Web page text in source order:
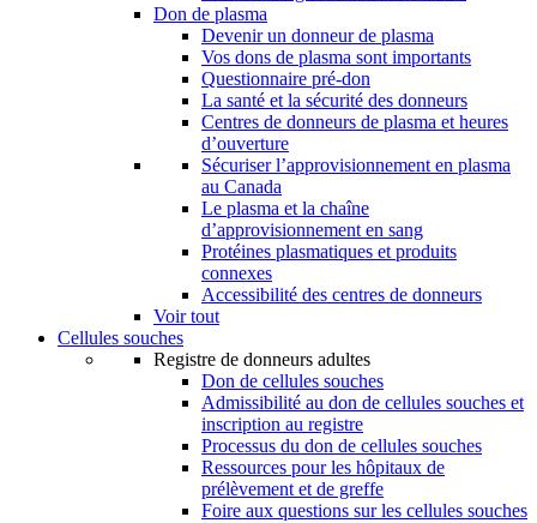
Don de plasma
Devenir un donneur de plasma
Vos dons de plasma sont importants
Questionnaire pré-don
La santé et la sécurité des donneurs
Centres de donneurs de plasma et heures
d’ouverture
Sécuriser l’approvisionnement en plasma
au Canada
Le plasma et la chaîne
d’approvisionnement en sang
Protéines plasmatiques et produits
connexes
Accessibilité des centres de donneurs
Voir tout
Cellules souches
Registre de donneurs adultes
Don de cellules souches
Admissibilité au don de cellules souches et
inscription au registre
Processus du don de cellules souches
Ressources pour les hôpitaux de
prélèvement et de greffe
Foire aux questions sur les cellules souches